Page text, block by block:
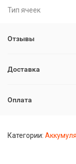
Тип ячеек
Отзывы
Доставка
Оплата
Категории: